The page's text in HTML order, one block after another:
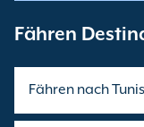
Fähren
Fähren nach Tunis